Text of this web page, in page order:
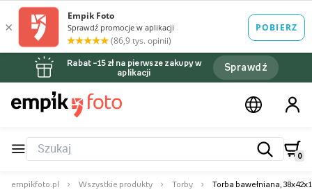
Rabat –15 zł na pierwsze zakupy w
aplikacji
Sprawdź
0
empikfoto.pl Wszystkie produkty Torby Torba bawełniana,